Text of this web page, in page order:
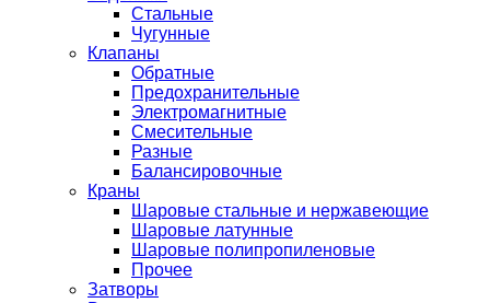
Стальные
Чугунные
Клапаны
Обратные
Предохранительные
Электромагнитные
Смесительные
Разные
Балансировочные
Краны
Шаровые стальные и нержавеющие
Шаровые латунные
Шаровые полипропиленовые
Прочее
Затворы